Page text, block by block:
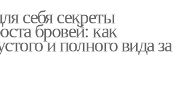
себя секреты
бровей: как
и полного вида за